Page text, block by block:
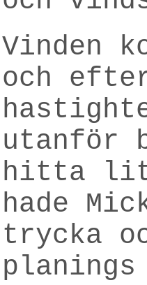
Vinden
och
utanför
hitta
hade
trycka
planings